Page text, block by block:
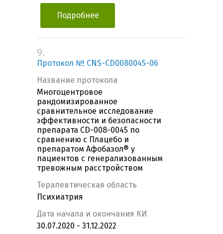
Подробнее
9.
Протокол № CNS-CD0080045-06
Название протокола
Многоцентровое
рандомизированное
сравнительное исследование
эффективности и безопасности
препарата CD-008-0045 по
сравнению с Плацебо и
препаратом Афобазол® у
пациентов с генерализованным
тревожным расстройством
Терапевтическая область
Психиатрия
Дата начала и окончания КИ
30.07.2020 - 31.12.2022